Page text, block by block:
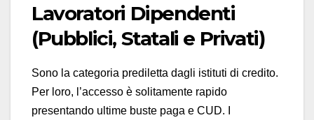
Lavoratori Dipendenti
(Pubblici, Statali e Privati)
Sono la categoria prediletta dagli istituti di credito.
Per loro, l’accesso è solitamente rapido
presentando ultime buste paga e CUD. I